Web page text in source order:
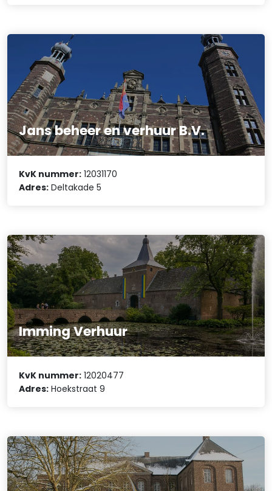
Jans beheer en verhuur B.V.
KvK nummer: 12031170
Adres: Deltakade 5
Imming Verhuur
KvK nummer: 12020477
Adres: Hoekstraat 9